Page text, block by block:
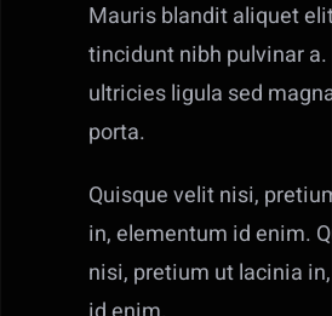
Mauris blandit aliquet
tincidunt nibh pulvinar a.
ultricies ligula sed
porta.
Quisque velit nisi,
in, elementum id enim.
nisi, pretium ut lacinia